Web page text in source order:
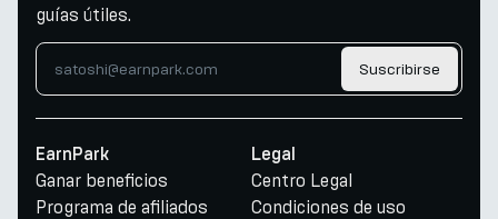
guías útiles.
Suscribirse
EarnPark
Ganar beneficios
Programa de afiliados
Legal
Centro Legal
Condiciones de uso